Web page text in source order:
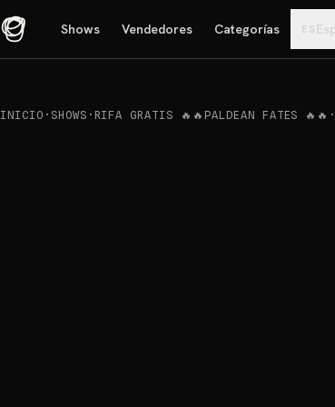
Shows Vendedores Categorías ES
INICIO · SHOWS · RIFA GRATIS 🔥🔥PALDEAN FATES 🔥🔥